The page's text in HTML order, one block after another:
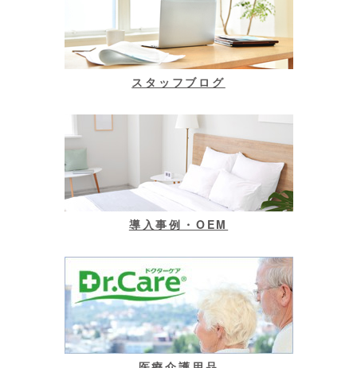
スタッフブログ
導入事例・OEM